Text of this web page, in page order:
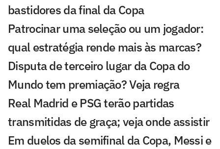
bastidores da final da Copa
Patrocinar uma seleção ou um jogador:
qual estratégia rende mais às marcas?
Disputa de terceiro lugar da Copa do
Mundo tem premiação? Veja regra
Real Madrid e PSG terão partidas
transmitidas de graça; veja onde assistir
Em duelos da semifinal da Copa, Messi e